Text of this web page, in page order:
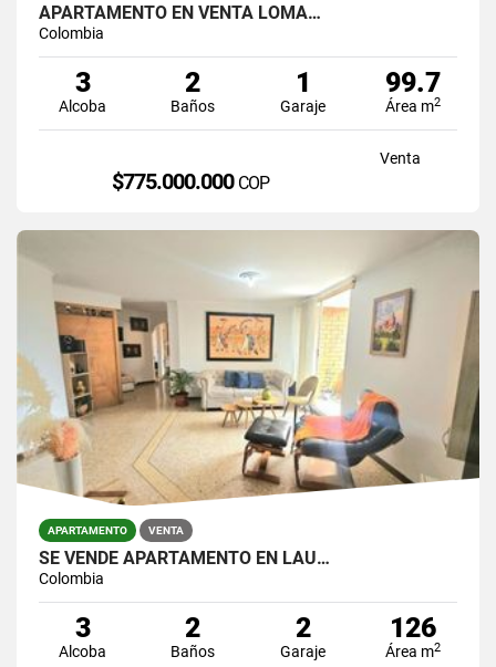
APARTAMENTO EN VENTA LOMA…
Colombia
3
Alcoba
2
Baños
1
Garaje
99.7
Área m2
Venta
$775.000.000 COP
APARTAMENTO VENTA
SE VENDE APARTAMENTO EN LAU…
Colombia
3
Alcoba
2
Baños
2
Garaje
126
Área m2